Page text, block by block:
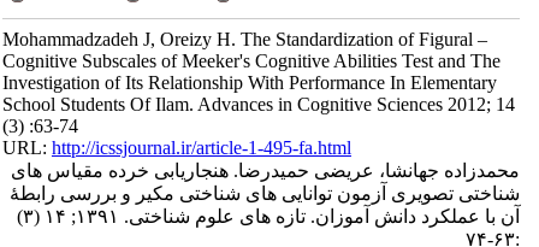
Mohammadzadeh J, Oreizy H. The Standardization of Figural –
Cognitive Subscales of Meeker's Cognitive Abilities Test and The
Investigation of Its Relationship With Performance In Elementary
School Students Of Ilam. Advances in Cognitive Sciences 2012; 14
(3) :63-74
URL:http://icssjournal.ir/article-1-495-fa.html
محمدزاده جهانشا، عریضی حمیدرضا. هنجاریابی خرده مقیاس های
شناختی تصویری آزمون توانایی های شناختی مکیر و بررسی رابطۀ
آن با عملکرد دانش آموزان. تازه های علوم شناختی. ۱۳۹۱; ۱۴ (۳)